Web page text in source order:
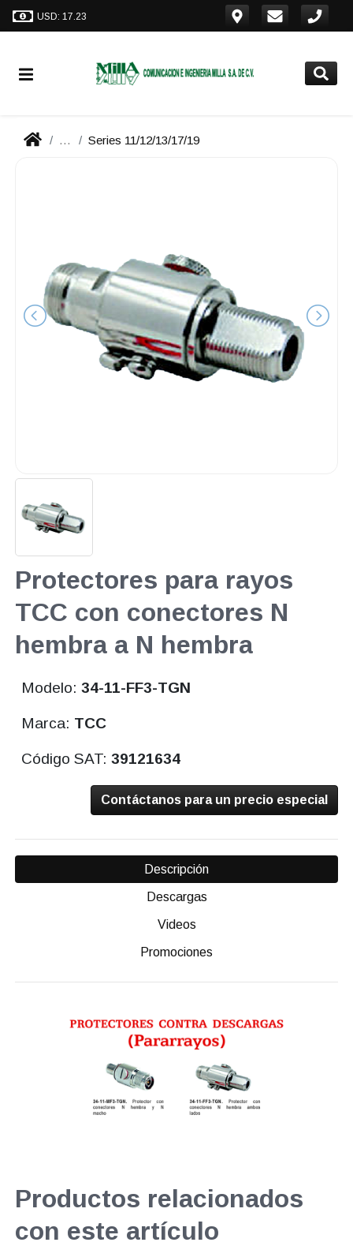
USD: 17.23
... Series 11/12/13/17/19
Protectores para rayos
TCC con conectores N
hembra a N hembra
Modelo:34-11-FF3-TGN
Marca: TCC
Código SAT:39121634
Contáctanos para un precio especial
Descripción
Descargas
Videos
Promociones
Productos relacionados
con este artículo